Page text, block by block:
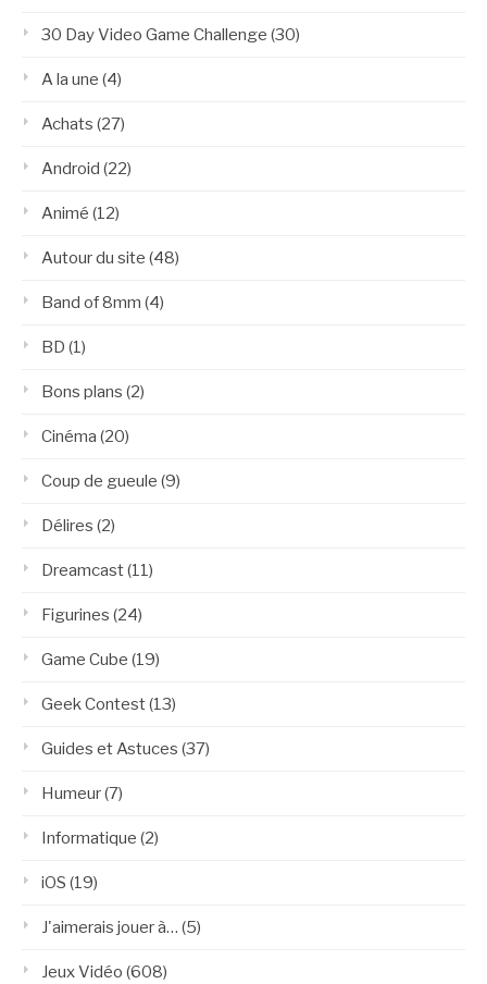
30 Day Video Game Challenge (30)
A la une (4)
Achats (27)
Android (22)
Animé (12)
Autour du site (48)
Band of 8mm (4)
BD (1)
Bons plans (2)
Cinéma (20)
Coup de gueule (9)
Délires (2)
Dreamcast(11)
Figurines (24)
Game Cube (19)
Geek Contest(13)
Guides et Astuces (37)
Humeur(7)
Informatique (2)
iOS (19)
J'aimerais jouer à… (5)
Jeux Vidéo (608)